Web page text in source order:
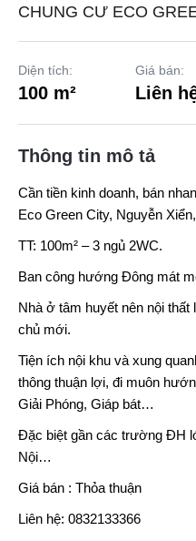
CHUNG CƯ ECO
Diện tích:
100 m²
Giá bán:
Liên
Thông tin mô tả
Cần tiền kinh doanh, bán
Eco Green City, Nguyễn
TT: 100m² – 3 ngủ 2WC.
Ban công hướng Đông mát
Nhà ở tâm huyết nên nội thất
chủ mới.
Tiện ích nội khu và xung
thông thuận lợi, đi muôn
Giải Phóng, Giáp bát…
Đặc biệt gần các trường ĐH
Nội…
Giá bán : Thỏa thuận
Liên hệ: 0832133366